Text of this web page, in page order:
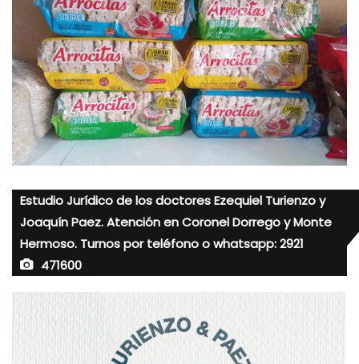
Estudio Jurídico de los doctores Ezequiel Turienzo y
Joaquín Paez. Atención en Coronel Dorrego y Monte
Hermoso. Turnos por teléfono o whatsapp: 2921
471600